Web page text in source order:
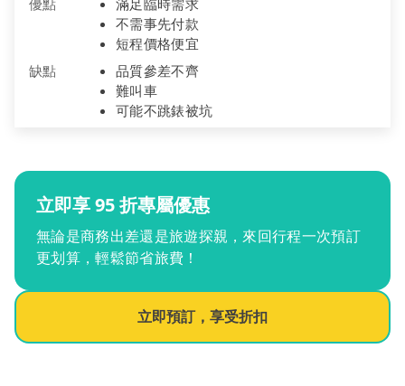
優點
滿足臨時需求
不需事先付款
短程價格便宜
缺點
品質參差不齊
難叫車
可能不跳錶被坑
立即享 95 折專屬優惠
無論是商務出差還是旅遊探親，來回行程一次預訂
更划算，輕鬆節省旅費！
立即預訂，享受折扣